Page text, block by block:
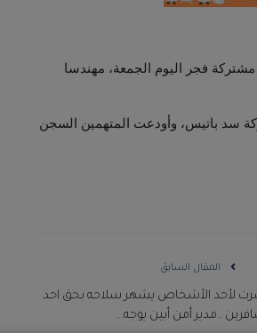
فجر اليوم الجمعة، مهندسا
سد باتيس، وأودعت المتهمين السجن
المقال السابق
لأحد الأشخاص يشهر سلاحه بحق احد
..مدير أمن أبين يوجه...